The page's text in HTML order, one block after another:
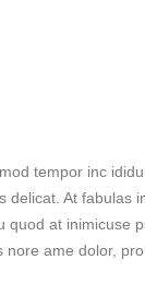
tempor inc
At
at
ame dolor,